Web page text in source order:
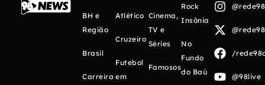
BH e
Região
Brasil
Carreira
Atlético
Cruzeiro
Futebol
em
Cinema,
TV e
Séries
Famosos
Rock
Insônia
No
Fundo
do Baú
/
@98live